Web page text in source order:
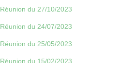
Réunion du 27/10/2023
Réunion du 24/07/2023
Réunion du 25/05/2023
Réunion du 15/02/2023